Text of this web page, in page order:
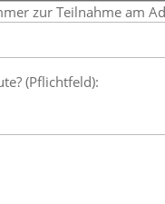
zur Teilnahme am
(Pflichtfeld):